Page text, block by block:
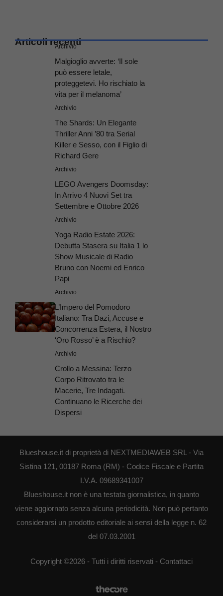
Articoli recenti
Archivio
Malgioglio avverte: ‘Il sole
può essere letale,
proteggetevi. Ho rischiato la
vita per il melanoma’
Archivio
The Shards: Un Elegante
Thriller Anni ’80 tra Serial
Killer e Sesso, con il Figlio di
Richard Gere
Archivio
LEGO Avengers Doomsday:
In Arrivo 4 Nuovi Set tra
Settembre e Ottobre 2026
Archivio
Yoga Radio Estate 2026:
Debutta Stasera su Italia 1 lo
Show Musicale di Radio
Bruno con Noemi ed Enrico
Papi
Archivio
L’Impero del Pomodoro
Italiano: Tra Dazi, Accuse e
Concorrenza Estera, il Nostro
‘Oro Rosso’ è a Rischio?
Archivio
Crollo a Messina: Terzo
Corpo Ritrovato tra le
Macerie, Tre Indagati.
Continuano le Ricerche dei
Dispersi
Blueshouse.it di proprietà di NEXTMEDIAWEB SRL - Via
Sistina 121, 00187 Roma (RM) - Codice Fiscale e Partita
I.V.A. 09689341007
Blueshouse.it non è una testata giornalistica, in quanto
viene aggiornato senza alcuna periodicità. Non può pertanto
considerarsi un prodotto editoriale ai sensi della legge n. 62
del 07.03.2001
Copyright ©2026 - Tutti i diritti riservati - Contattaci